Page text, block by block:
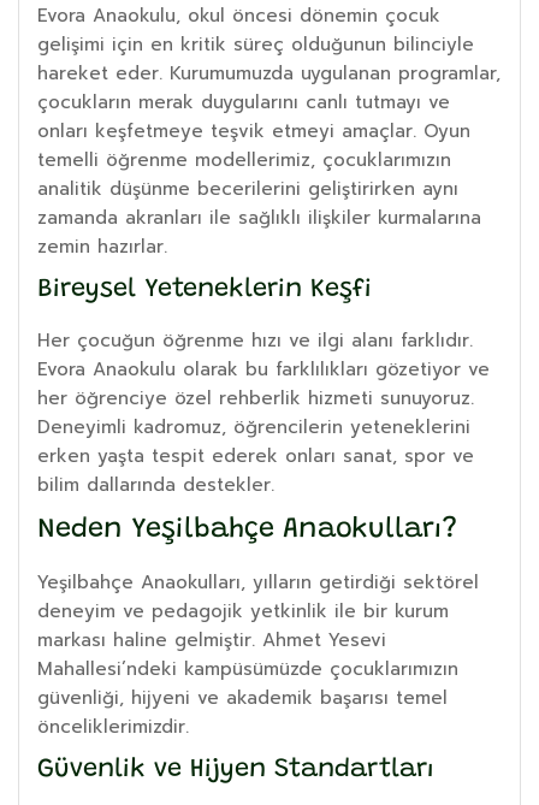
Evora Anaokulu, okul öncesi dönemin çocuk
gelişimi için en kritik süreç olduğunun bilinciyle
hareket eder. Kurumumuzda uygulanan programlar,
çocukların merak duygularını canlı tutmayı ve
onları keşfetmeye teşvik etmeyi amaçlar. Oyun
temelli öğrenme modellerimiz, çocuklarımızın
analitik düşünme becerilerini geliştirirken aynı
zamanda akranları ile sağlıklı ilişkiler kurmalarına
zemin hazırlar.
Bireysel Yeteneklerin Keşfi
Her çocuğun öğrenme hızı ve ilgi alanı farklıdır.
Evora Anaokulu olarak bu farklılıkları gözetiyor ve
her öğrenciye özel rehberlik hizmeti sunuyoruz.
Deneyimli kadromuz, öğrencilerin yeteneklerini
erken yaşta tespit ederek onları sanat, spor ve
bilim dallarında destekler.
Neden Yeşilbahçe Anaokulları?
Yeşilbahçe Anaokulları, yılların getirdiği sektörel
deneyim ve pedagojik yetkinlik ile bir kurum
markası haline gelmiştir. Ahmet Yesevi
Mahallesi’ndeki kampüsümüzde çocuklarımızın
güvenliği, hijyeni ve akademik başarısı temel
önceliklerimizdir.
Güvenlik ve Hijyen Standartları